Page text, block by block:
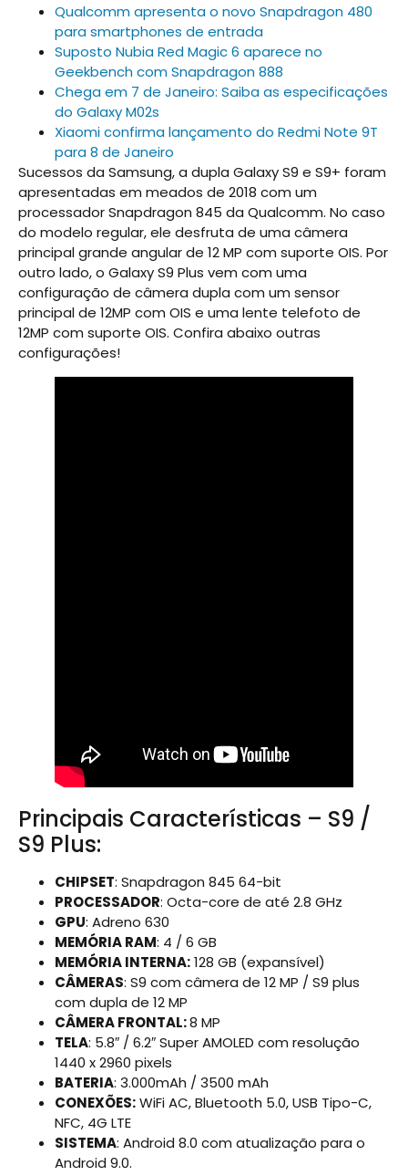
Qualcomm apresenta o novo Snapdragon 480
para smartphones de entrada
Suposto Nubia Red Magic 6 aparece no
Geekbench com Snapdragon 888
Chega em 7 de Janeiro: Saiba as especificações
do Galaxy M02s
Xiaomi confirma lançamento do Redmi Note 9T
para 8 de Janeiro
Sucessos da Samsung, a dupla Galaxy S9 e S9+ foram
apresentadas em meados de 2018 com um
processador Snapdragon 845 da Qualcomm. No caso
do modelo regular, ele desfruta de uma câmera
principal grande angular de 12 MP com suporte OIS. Por
outro lado, o Galaxy S9 Plus vem com uma
configuração de câmera dupla com um sensor
principal de 12MP com OIS e uma lente telefoto de
12MP com suporte OIS. Confira abaixo outras
configurações!
Principais Características – S9 /
S9 Plus:
CHIPSET: Snapdragon 845 64-bit
PROCESSADOR: Octa-core de até 2.8 GHz
GPU: Adreno 630
MEMÓRIA RAM: 4 / 6 GB
MEMÓRIA INTERNA:128 GB (expansível)
CÂMERAS: S9 com câmera de 12 MP / S9 plus
com dupla de 12 MP
CÂMERA FRONTAL:8 MP
TELA: 5.8″ / 6.2″ Super AMOLED com resolução
1440 x 2960 pixels
BATERIA: 3.000mAh / 3500 mAh
CONEXÕES:WiFi AC, Bluetooth 5.0, USB Tipo-C,
NFC, 4G LTE
SISTEMA: Android 8.0 com atualização para o
Android 9.0.